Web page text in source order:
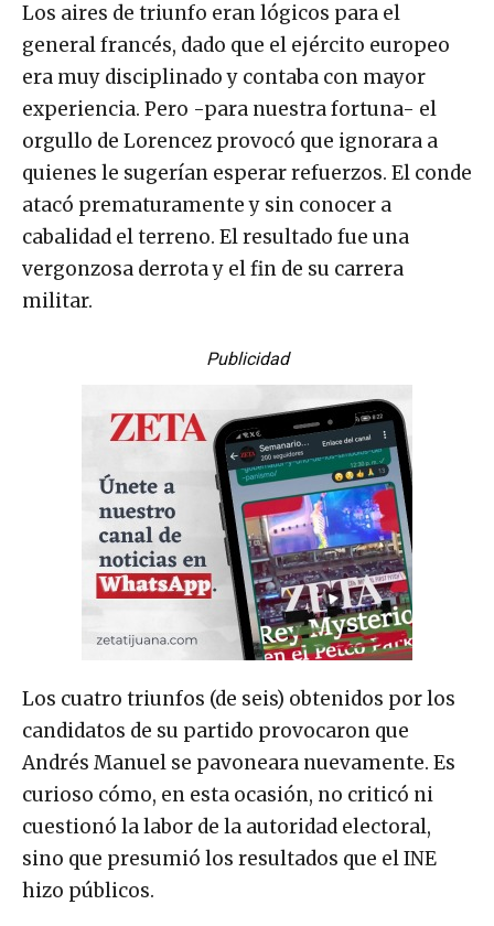
Los aires de triunfo eran lógicos para el
general francés, dado que el ejército europeo
era muy disciplinado y contaba con mayor
experiencia. Pero -para nuestra fortuna- el
orgullo de Lorencez provocó que ignorara a
quienes le sugerían esperar refuerzos. El conde
atacó prematuramente y sin conocer a
cabalidad el terreno. El resultado fue una
vergonzosa derrota y el fin de su carrera
militar.
Publicidad
Los cuatro triunfos (de seis) obtenidos por los
candidatos de su partido provocaron que
Andrés Manuel se pavoneara nuevamente. Es
curioso cómo, en esta ocasión, no criticó ni
cuestionó la labor de la autoridad electoral,
sino que presumió los resultados que el INE
hizo públicos.